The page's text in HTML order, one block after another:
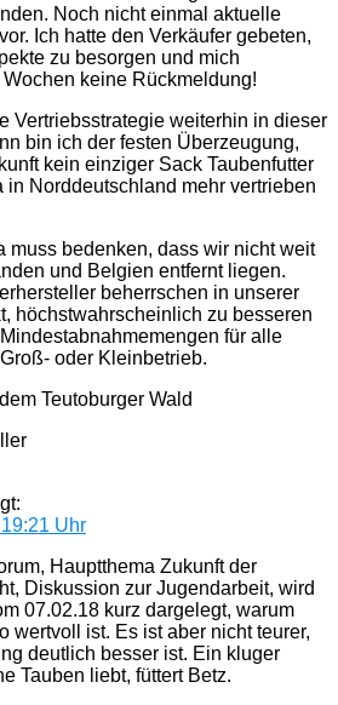
Noch nicht einmal aktuelle
Ich hatte den Verkäufer gebeten,
zu besorgen und mich
keine Rückmeldung!
Vertriebsstrategie weiterhin in dieser
bin ich der festen Überzeugung,
kein einziger Sack Taubenfutter
in Norddeutschland mehr vertrieben
muss bedenken, dass wir nicht weit
und Belgien entfernt liegen.
beherrschen in unserer
höchstwahrscheinlich zu besseren
für alle
oder Kleinbetrieb.
Teutoburger Wald
Uhr
Hauptthema Zukunft der
Diskussion zur Jugendarbeit, wird
07.02.18 kurz dargelegt, warum
wertvoll ist. Es ist aber nicht teurer,
deutlich besser ist. Ein kluger
Tauben liebt, füttert Betz.